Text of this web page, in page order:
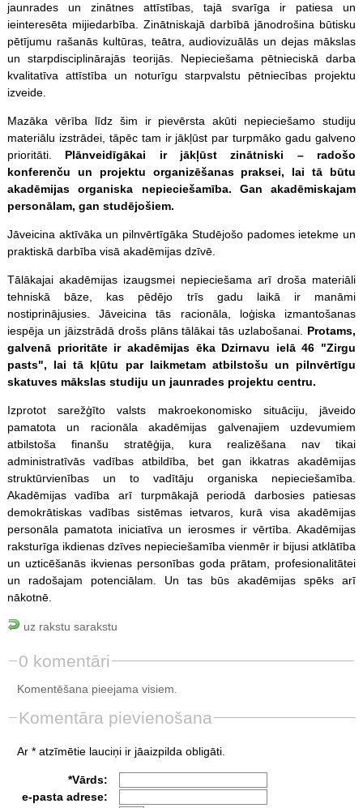
jaunrades un zinātnes attīstības, tajā svarīga ir patiesa un
ieinteresēta mijiedarbība. Zinātniskajā darbībā jānodrošina būtisku
pētījumu rašanās kultūras, teātra, audiovizuālās un dejas mākslas
un starpdisciplinārajās teorijās. Nepieciešama pētnieciskā darba
kvalitatīva attīstība un noturīgu starpvalstu pētniecības projektu
izveide.
Mazāka vērība līdz šim ir pievērsta akūti nepieciešamo studiju
materiālu izstrādei, tāpēc tam ir jākļūst par turpmāko gadu galveno
prioritāti. Plānveidīgākai ir jākļūst zinātniski – radošo
konferenču un projektu organizēšanas praksei, lai tā būtu
akadēmijas organiska nepieciešamība. Gan akadēmiskajam
personālam, gan studējošiem.
Jāveicina aktīvāka un pilnvērtīgāka Studējošo padomes ietekme un
praktiskā darbība visā akadēmijas dzīvē.
Tālākajai akadēmijas izaugsmei nepieciešama arī droša materiāli
tehniskā bāze, kas pēdējo trīs gadu laikā ir manāmi
nostiprinājusies. Jāveicina tās racionāla, loģiska izmantošanas
iespēja un jāizstrādā drošs plāns tālākai tās uzlabošanai. Protams,
galvenā prioritāte ir akadēmijas ēka Dzirnavu ielā 46 "Zirgu
pasts", lai tā kļūtu par laikmetam atbilstošu un pilnvērtīgu
skatuves mākslas studiju un jaunrades projektu centru.
Izprotot sarežģīto valsts makroekonomisko situāciju, jāveido
pamatota un racionāla akadēmijas galvenajiem uzdevumiem
atbilstoša finanšu stratēģija, kura realizēšana nav tikai
administratīvās vadības atbildība, bet gan ikkatras akadēmijas
struktūrvienības un to vadītāju organiska nepieciešamība.
Akadēmijas vadība arī turpmākajā periodā darbosies patiesas
demokrātiskas vadības sistēmas ietvaros, kurā visa akadēmijas
personāla pamatota iniciatīva un ierosmes ir vērtība. Akadēmijas
raksturīga ikdienas dzīves nepieciešamība vienmēr ir bijusi atklātība
un uzticēšanās ikvienas personības goda prātam, profesionalitātei
un radošajam potenciālam. Un tas būs akadēmijas spēks arī
nākotnē.
uz rakstu sarakstu
0 komentāri
Komentēšana pieejama visiem.
Komentāra pievienošana
Ar * atzīmētie lauciņi ir jāaizpilda obligāti.
*Vārds:
e-pasta adrese: